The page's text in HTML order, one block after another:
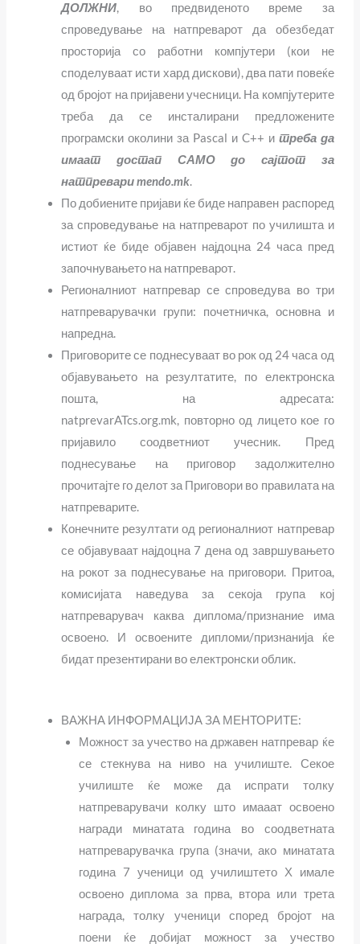
ДОЛЖНИ, во предвиденото време за
спроведување на натпреварот да обезбедат
просторија со работни компјутери (кои не
споделуваат исти хард дискови), два пати повеќе
од бројот на пријавени учесници. На компјутерите
треба да се инсталирани предложените
програмски околини за Pascal и C++ и треба да
имаат достап САМО до сајтот за
натпревари mendo.mk.
По добиените пријави ќе биде направен распоред
за спроведување на натпреварот по училишта и
истиот ќе биде објавен најдоцна 24 часа пред
започнувањето на натпреварот.
Регионалниот натпревар се спроведува во три
натпреварувачки групи: почетничка, основна и
напредна.
Приговорите се поднесуваат во рок од 24 часа од
објавувањето на резултатите, по електронска
пошта, на адресата:
natprevarATcs.org.mk, повторно од лицето кое го
пријавило соодветниот учесник. Пред
поднесување на приговор задолжително
прочитајте го делот за Приговори во правилата на
натпреварите.
Конечните резултати од регионалниот натпревар
се објавуваат најдоцна 7 дена од завршувањето
на рокот за поднесување на приговори. Притоа,
комисијата наведува за секоја група кој
натпреварувач каква диплома/признание има
освоено. И освоените дипломи/признанија ќе
бидат презентирани во електронски облик.
ВАЖНА ИНФОРМАЦИЈА ЗА МЕНТОРИТЕ:
Можност за учество на државен натпревар ќе
се стекнува на ниво на училиште. Секое
училиште ќе може да испрати толку
натпреварувачи колку што имааат освоено
награди минатата година во соодветната
натпреварувачка група (значи, ако минатата
година 7 ученици од училиштето Х имале
освоено диплома за прва, втора или трета
награда, толку ученици според бројот на
поени ќе добијат можност за учество